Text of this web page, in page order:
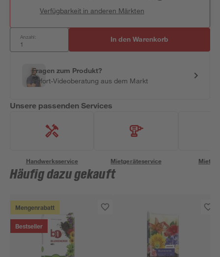
Verfügbarkeit in anderen Märkten
Anzahl: In den Warenkorb
Fragen zum Produkt?
Sofort-Videoberatung aus dem Markt
Unsere passenden Services
Handwerksservice Mietgeräteservice
Häufig dazu gekauft
Mengenrabatt
Bestseller